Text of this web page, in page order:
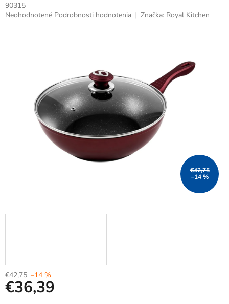
90315
Priemerné
Neohodnotené Podrobnosti hodnotenia Značka: Royal Kitchen
€42,75
–14 %
€42,75 –14 %
€36,39